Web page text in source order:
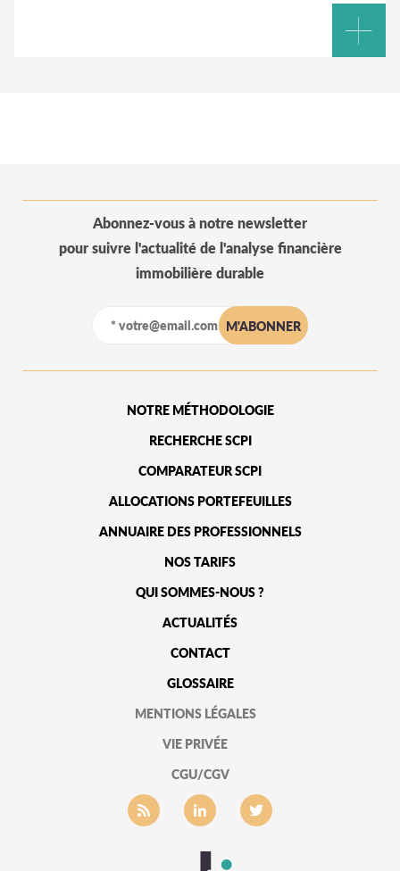
Abonnez-vous à notre newsletter
pour suivre l'actualité de l'analyse financière
immobilière durable
NOTRE MÉTHODOLOGIE
RECHERCHE SCPI
COMPARATEUR SCPI
ALLOCATIONS PORTEFEUILLES
ANNUAIRE DES PROFESSIONNELS
NOS TARIFS
QUI SOMMES-NOUS ?
ACTUALITÉS
CONTACT
GLOSSAIRE
MENTIONS LÉGALES
VIE PRIVÉE
CGU/CGV